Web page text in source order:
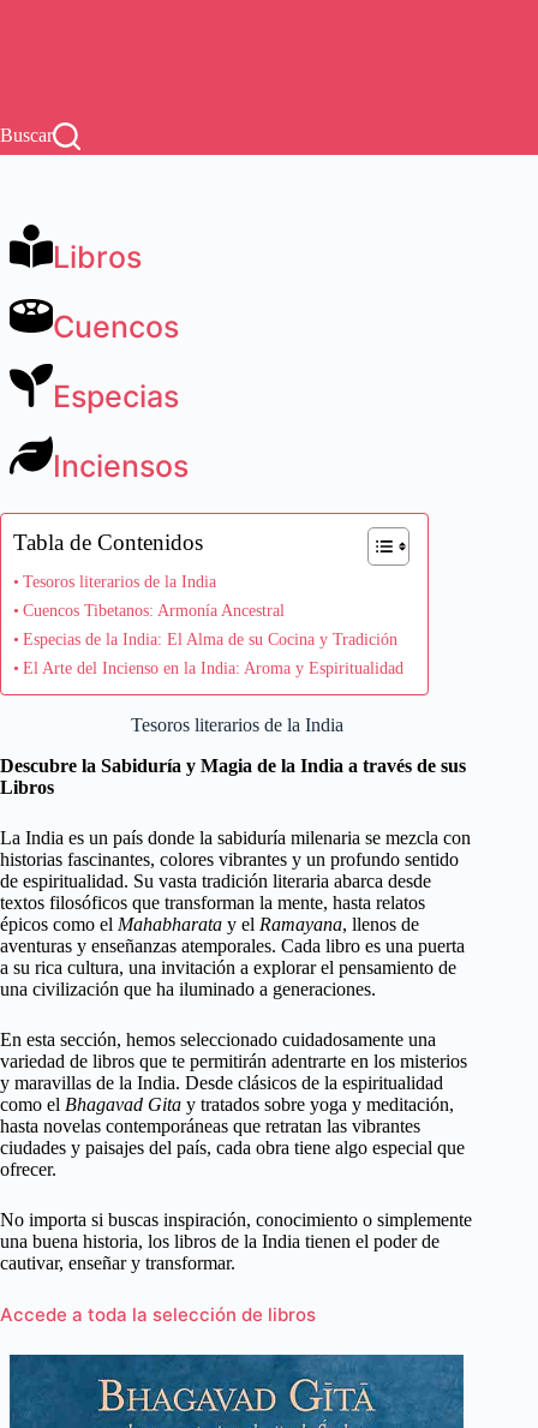
Buscar
Libros
Cuencos
Especias
Inciensos
Tabla de Contenidos
Tesoros literarios de la India
Cuencos Tibetanos: Armonía Ancestral
Especias de la India: El Alma de su Cocina y Tradición
El Arte del Incienso en la India: Aroma y Espiritualidad
Tesoros literarios de la India
Descubre la Sabiduría y Magia de la India a través de sus
Libros
La India es un país donde la sabiduría milenaria se mezcla con
historias fascinantes, colores vibrantes y un profundo sentido
de espiritualidad. Su vasta tradición literaria abarca desde
textos filosóficos que transforman la mente, hasta relatos
épicos como el Mahabharata y el Ramayana, llenos de
aventuras y enseñanzas atemporales. Cada libro es una puerta
a su rica cultura, una invitación a explorar el pensamiento de
una civilización que ha iluminado a generaciones.
En esta sección, hemos seleccionado cuidadosamente una
variedad de libros que te permitirán adentrarte en los misterios
y maravillas de la India. Desde clásicos de la espiritualidad
como el Bhagavad Gita y tratados sobre yoga y meditación,
hasta novelas contemporáneas que retratan las vibrantes
ciudades y paisajes del país, cada obra tiene algo especial que
ofrecer.
No importa si buscas inspiración, conocimiento o simplemente
una buena historia, los libros de la India tienen el poder de
cautivar, enseñar y transformar.
Accede a toda la selección de libros